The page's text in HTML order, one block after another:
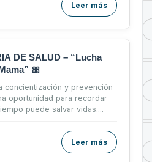
Leer más
DE SALUD – “Lucha
🎀
concientización y prevención
oportunidad para recordar
puede salvar vidas....
Leer más